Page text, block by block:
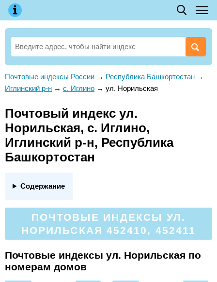
Почтовые индексы России → Республика Башкортостан →
Иглинский р-н → с. Иглино → ул. Норильская
Почтовый индекс ул.
Норильская, с. Иглино,
Иглинский р-н, Республика
Башкортостан
Содержание
ПОЧТОВЫЕ ИНДЕКСЫ УЛ.
НОРИЛЬСКАЯ 452410, 452411
Почтовые индексы ул. Норильская по
номерам домов